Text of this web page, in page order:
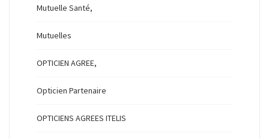
Mutuelle Santé,
Mutuelles
OPTICIEN AGREE,
Opticien Partenaire
OPTICIENS AGREES ITELIS